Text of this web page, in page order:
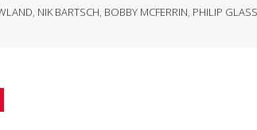
, NIK BARTSCH, BOBBY MCFERRIN, PHILIP GLASS